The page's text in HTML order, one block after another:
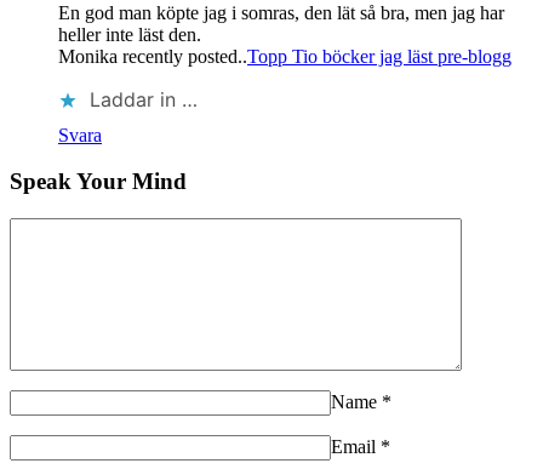
En god man köpte jag i somras, den lät så bra, men jag har
heller inte läst den.
Monika recently posted..Topp Tio böcker jag läst pre-blogg
Laddar in …
Svara
Speak Your Mind
Name *
Email *